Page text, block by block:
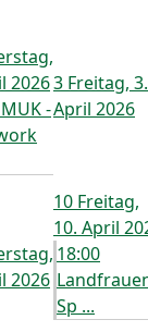
2026
-
3 Freitag, 3.
April 2026
2026
10 Freitag,
10. April
18:00
Sp ...